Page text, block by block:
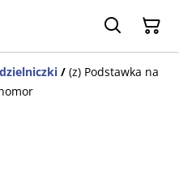
/ (z) Podstawka na